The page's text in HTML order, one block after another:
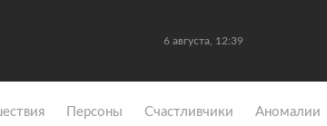
6 августа, 12:39
Персоны Счастливчики Аномалии